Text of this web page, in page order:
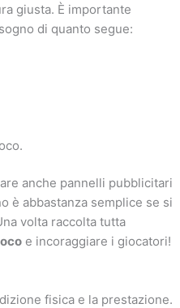
giusta. È importante
di quanto segue:
anche pannelli pubblicitari
è abbastanza semplice se si
volta raccolta tutta
e incoraggiare i giocatori!
fisica e la prestazione.